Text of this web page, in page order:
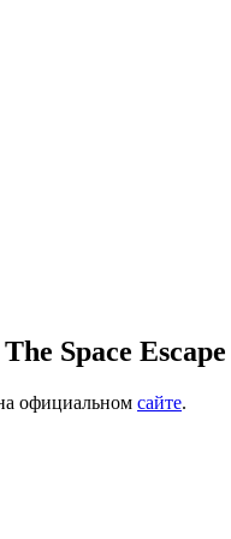
Space Escape
официальном сайте.